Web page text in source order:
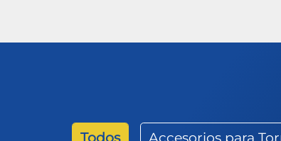
Todos Accesorios para